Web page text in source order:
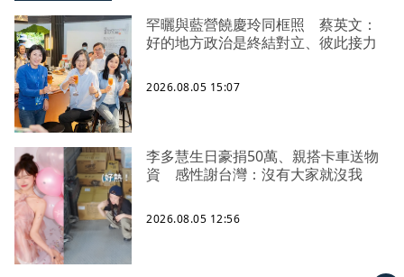
罕曬與藍營饒慶玲同框照 蔡英文：
好的地方政治是終結對立、彼此接力
2026.08.05 15:07
李多慧生日豪捐50萬、親搭卡車送物
資 感性謝台灣：沒有大家就沒我
2026.08.05 12:56